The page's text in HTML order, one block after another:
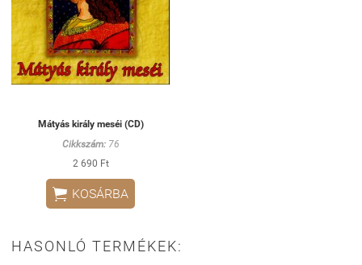
Mátyás király meséi (CD)
Cikkszám:76
2 690 Ft
 KOSÁRBA
HASONLÓ TERMÉKEK: